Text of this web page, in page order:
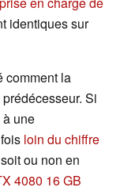
identiques sur
comment la
Si
une
loin du chiffre
ou non en
4080 16 GB